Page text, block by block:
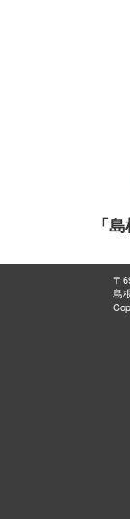
「
〒
島